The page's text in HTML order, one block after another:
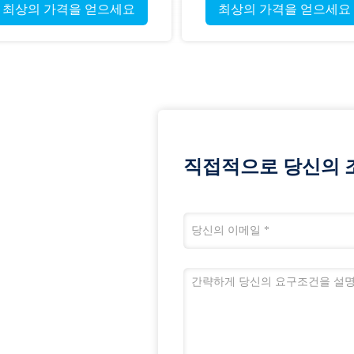
최상의 가격을 얻으세요 브를 합금합니다
최상의 가격을 얻으세요
직접적으로 당신의